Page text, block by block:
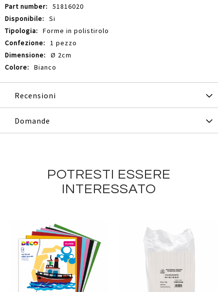
51816020
Si
Forme in polistirolo
1 pezzo
Ø 2cm
Bianco
Recensioni
Domande
POTRESTI ESSERE
INTERESSATO